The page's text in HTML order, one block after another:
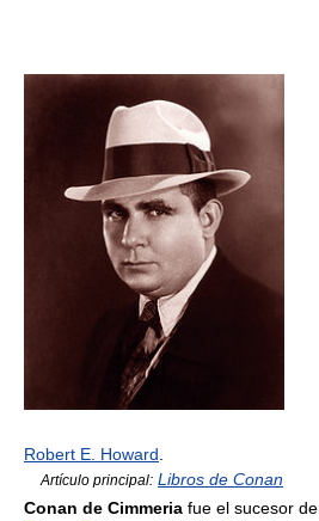
Robert E. Howard
Artículo principal: Libros de Conan
Conan de Cimmeria fue el sucesor